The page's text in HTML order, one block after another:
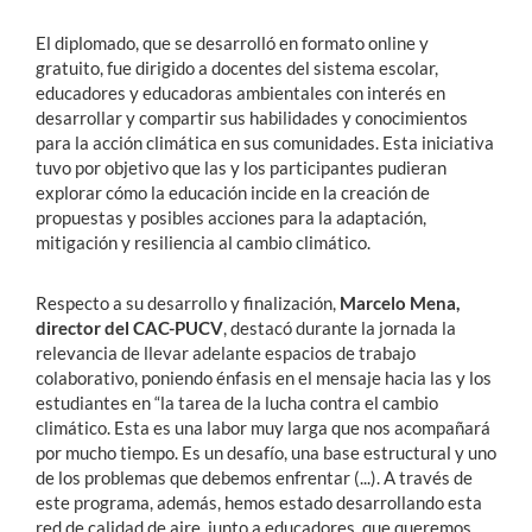
El diplomado, que se desarrolló en formato online y
gratuito, fue dirigido a docentes del sistema escolar,
educadores y educadoras ambientales con interés en
desarrollar y compartir sus habilidades y conocimientos
para la acción climática en sus comunidades. Esta iniciativa
tuvo por objetivo que las y los participantes pudieran
explorar cómo la educación incide en la creación de
propuestas y posibles acciones para la adaptación,
mitigación y resiliencia al cambio climático.
Respecto a su desarrollo y finalización, Marcelo Mena,
director del CAC-PUCV, destacó durante la jornada la
relevancia de llevar adelante espacios de trabajo
colaborativo, poniendo énfasis en el mensaje hacia las y los
estudiantes en “la tarea de la lucha contra el cambio
climático. Esta es una labor muy larga que nos acompañará
por mucho tiempo. Es un desafío, una base estructural y uno
de los problemas que debemos enfrentar (...). A través de
este programa, además, hemos estado desarrollando esta
red de calidad de aire, junto a educadores, que queremos